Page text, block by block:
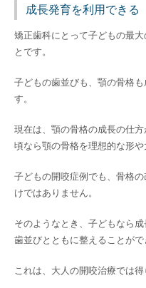
成長発育を利用できる
矯正歯科にとって子どもの最
とです。
子どもの歯並びも、顎の骨格
す。
現在は、顎の骨格の成長の仕
頃なら顎の骨格を理想的な形
子どもの開咬症例でも、骨格
けではありません。
そのようなとき、子どもなら
歯並びとともに整えることがで
これは、大人の開咬治療では